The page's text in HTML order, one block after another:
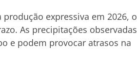
expressiva em 2026, o
As precipitações observadas
e podem provocar atrasos na